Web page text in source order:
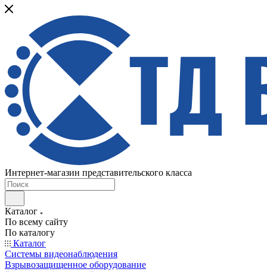
Интернет-магазин представительского класса
Каталог
По всему сайту
По каталогу
Каталог
Системы видеонаблюдения
Взрывозащищенное оборудование